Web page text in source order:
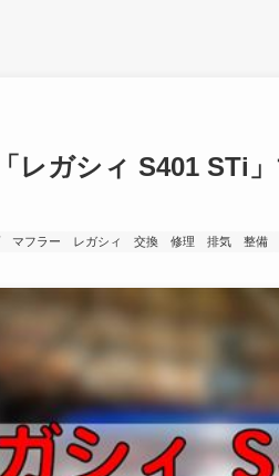
レガシィ S401 STi
マフラー レガシィ 交換 修理 排気 整備